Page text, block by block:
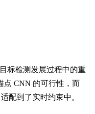
标检测发展过程中的重
点 CNN 的可行性，而
配到了实时约束中。